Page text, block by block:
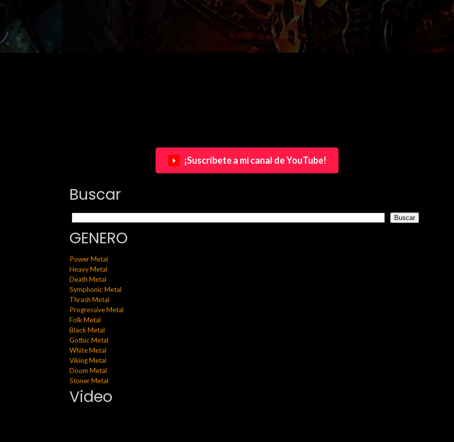
¡Suscríbete a mi canal de YouTube!
Buscar
GENERO
Power Metal
Heavy Metal
Death Metal
Symphonic Metal
Thrash Metal
Progressive Metal
Folk Metal
Black Metal
Gothic Metal
White Metal
Viking Metal
Doom Metal
Stoner Metal
Video